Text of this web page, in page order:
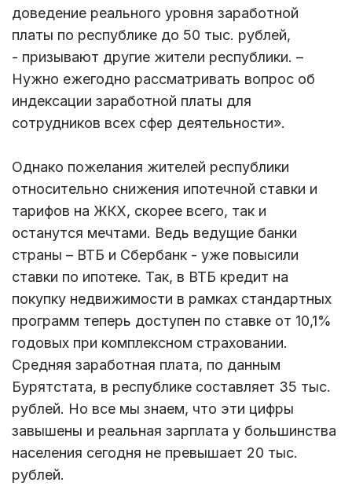
доведение реального уровня заработной
платы по республике до 50 тыс. рублей,
- призывают другие жители республики. –
Нужно ежегодно рассматривать вопрос об
индексации заработной платы для
сотрудников всех сфер деятельности».
Однако пожелания жителей республики
относительно снижения ипотечной ставки и
тарифов на ЖКХ, скорее всего, так и
останутся мечтами. Ведь ведущие банки
страны – ВТБ и Сбербанк - уже повысили
ставки по ипотеке. Так, в ВТБ кредит на
покупку недвижимости в рамках стандартных
программ теперь доступен по ставке от 10,1%
годовых при комплексном страховании.
Средняя заработная плата, по данным
Бурятстата, в республике составляет 35 тыс.
рублей. Но все мы знаем, что эти цифры
завышены и реальная зарплата у большинства
населения сегодня не превышает 20 тыс.
рублей.